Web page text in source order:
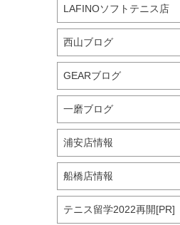
LAFINOソフトテニス店
西山ブログ
GEARブログ
一磨ブログ
浦安店情報
船橋店情報
テニス留学2022再開[PR]